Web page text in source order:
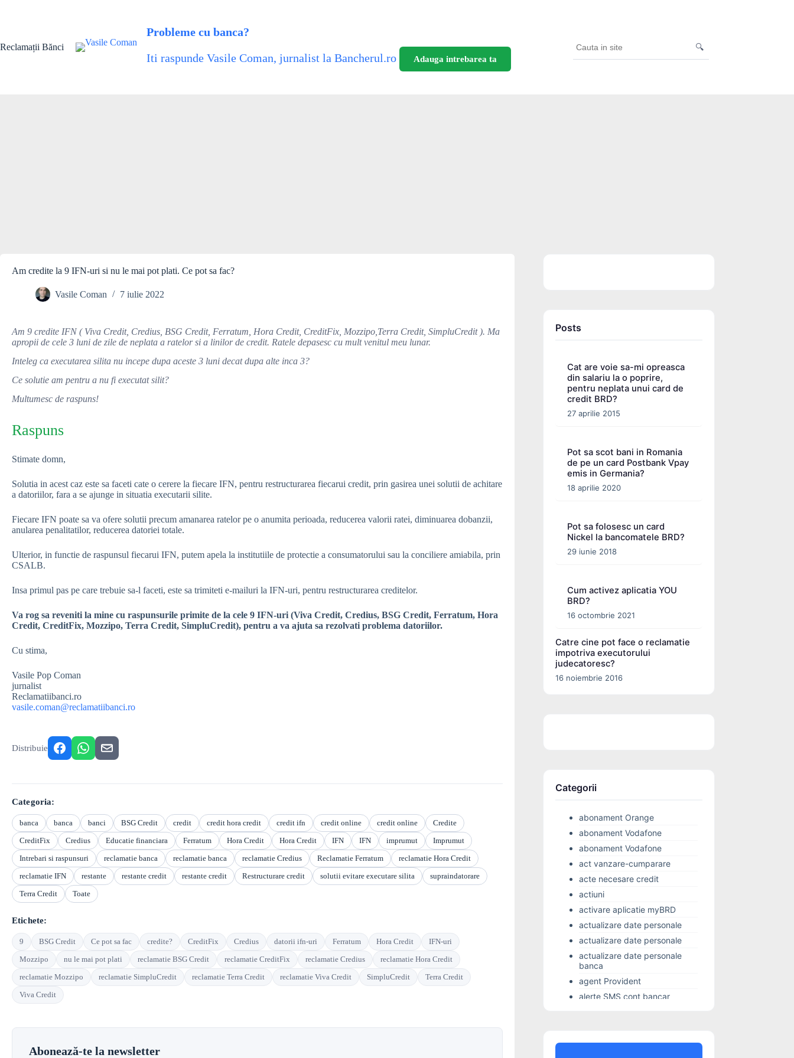
Reclamații Bănci
Probleme cu banca?
Iti raspunde Vasile Coman, jurnalist la Bancherul.ro
Adauga intrebarea ta
Cauta
in
🔍
Am credite la 9 IFN-uri si nu le mai pot plati. Ce pot sa fac?
Vasile Coman 7 iulie 2022
Am 9 credite IFN ( Viva Credit, Credius, BSG Credit, Ferratum, Hora Credit, CreditFix, Mozzipo,Terra Credit, SimpluCredit ). Ma
apropii de cele 3 luni de zile de neplata a ratelor si a linilor de credit. Ratele depasesc cu mult venitul meu lunar.
Inteleg ca executarea silita nu incepe dupa aceste 3 luni decat dupa alte inca 3?
Ce solutie am pentru a nu fi executat silit?
Multumesc de raspuns!
Raspuns
Stimate domn,
Solutia in acest caz este sa faceti cate o cerere la fiecare IFN, pentru restructurarea fiecarui credit, prin gasirea unei solutii de achitare
a datoriilor, fara a se ajunge in situatia executarii silite.
Fiecare IFN poate sa va ofere solutii precum amanarea ratelor pe o anumita perioada, reducerea valorii ratei, diminuarea dobanzii,
anularea penalitatilor, reducerea datoriei totale.
Ulterior, in functie de raspunsul fiecarui IFN, putem apela la institutiile de protectie a consumatorului sau la conciliere amiabila, prin
CSALB.
Insa primul pas pe care trebuie sa-l faceti, este sa trimiteti e-mailuri la IFN-uri, pentru restructurarea creditelor.
Va rog sa reveniti la mine cu raspunsurile primite de la cele 9 IFN-uri (Viva Credit, Credius, BSG Credit, Ferratum, Hora
Credit, CreditFix, Mozzipo, Terra Credit, SimpluCredit), pentru a va ajuta sa rezolvati problema datoriilor.
Cu stima,
Vasile Pop Coman
jurnalist
Reclamatiibanci.ro
vasile.coman@reclamatiibanci.ro
Distribuie
Categoria:
banca banca banci BSG Credit credit credit hora credit credit ifn credit online credit online
Credite
CreditFix
Credius Educatie financiara Ferratum Hora Credit Hora Credit IFN IFN imprumut
Imprumut
Intrebari si raspunsuri
reclamatie banca reclamatie banca reclamatie Credius Reclamatie Ferratum
reclamatie Hora Credit
reclamatie IFN
restante restante credit restante credit Restructurare credit solutii evitare executare silita
supraindatorare
Terra Credit
Toate
Etichete:
9 BSG Credit Ce pot sa fac credite? CreditFix Credius datorii ifn-uri Ferratum Hora Credit
IFN-uri
Mozzipo
nu le mai pot plati reclamatie BSG Credit reclamatie CreditFix reclamatie Credius
reclamatie Hora Credit
reclamatie Mozzipo
reclamatie SimpluCredit reclamatie Terra Credit reclamatie Viva Credit SimpluCredit
Terra Credit
Viva Credit
Abonează-te la newsletter
Posts
Cat are voie sa-mi opreasca
din salariu la o poprire,
pentru neplata unui card de
credit BRD?
27 aprilie 2015
Pot sa scot bani in Romania
de pe un card Postbank Vpay
emis in Germania?
18 aprilie 2020
Pot sa folosesc un card
Nickel la bancomatele BRD?
29 iunie 2018
Cum activez aplicatia YOU
BRD?
16 octombrie 2021
Catre cine pot face o reclamatie
impotriva executorului
judecatoresc?
16 noiembrie 2016
Categorii
abonament Orange
abonament Vodafone
abonament Vodafone
act vanzare-cumparare
acte necesare credit
actiuni
activare aplicatie myBRD
actualizare date personale
actualizare date personale
actualizare date personale
banca
agent Provident
alerte SMS cont bancar
alocatie copil